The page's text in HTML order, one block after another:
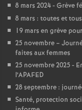
8 mars 2024 - Grève
8 mars : toutes et
19 mars en grève
25 novembre –
faites aux femmes
25 novembre 2025 -
l’APAFED
28 septembre :
Santé, protection